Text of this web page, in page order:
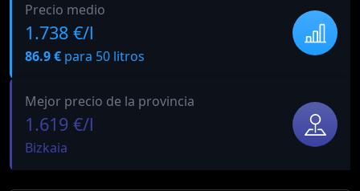
Precio medio
1.738 €/l
86.9 € para 50 litros
Mejor precio de la provincia
1.619 €/l
Bizkaia